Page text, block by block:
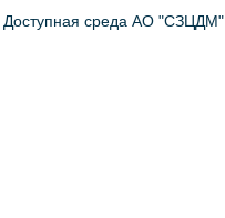
Доступная среда АО "СЗЦДМ"